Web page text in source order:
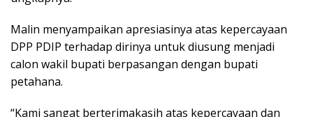
Malin menyampaikan apresiasinya atas kepercayaan
DPP PDIP terhadap dirinya untuk diusung menjadi
calon wakil bupati berpasangan dengan bupati
petahana.
“Kami sangat berterimakasih atas kepercayaan dan